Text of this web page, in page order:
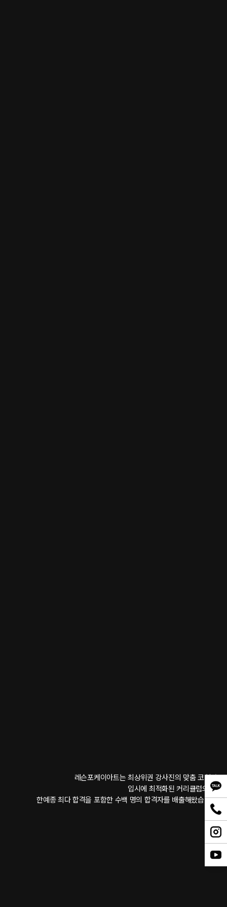
레슨포케이아트는 최상위권 강사진의 맞춤 코칭과
입시에 최적화된 커리큘럼으로,
한예종 최다 합격을 포함한 수백 명의 합격자를 배출해왔습니다.